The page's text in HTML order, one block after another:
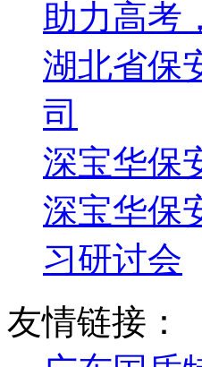
助力高考
湖北省保
司
深宝华保
深宝华保
习研讨会
友情链接：